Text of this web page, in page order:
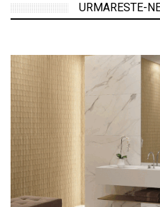
URMARESTE-